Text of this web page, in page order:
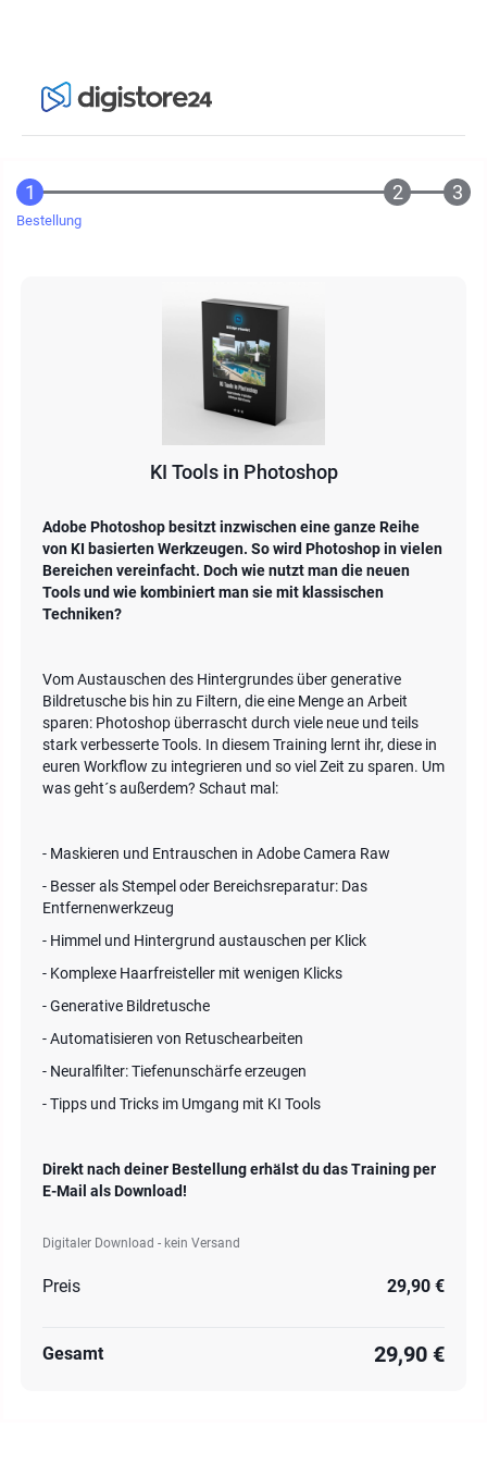
Bestellung
KI Tools in Photoshop
Adobe Photoshop besitzt inzwischen eine ganze Reihe
von KI basierten Werkzeugen. So wird Photoshop in vielen
Bereichen vereinfacht. Doch wie nutzt man die neuen
Tools und wie kombiniert man sie mit klassischen
Techniken?
Vom Austauschen des Hintergrundes über generative
Bildretusche bis hin zu Filtern, die eine Menge an Arbeit
sparen: Photoshop überrascht durch viele neue und teils
stark verbesserte Tools. In diesem Training lernt ihr, diese in
euren Workflow zu integrieren und so viel Zeit zu sparen. Um
was geht´s außerdem? Schaut mal:
- Maskieren und Entrauschen in Adobe Camera Raw
- Besser als Stempel oder Bereichsreparatur: Das
Entfernenwerkzeug
- Himmel und Hintergrund austauschen per Klick
- Komplexe Haarfreisteller mit wenigen Klicks
- Generative Bildretusche
- Automatisieren von Retuschearbeiten
- Neuralfilter: Tiefenunschärfe erzeugen
- Tipps und Tricks im Umgang mit KI Tools
Direkt nach deiner Bestellung erhälst du das Training per
E-Mail als Download!
Digitaler Download - kein Versand
Preis 29,90 €
Gesamt 29,90 €